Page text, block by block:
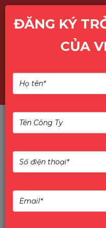
CAMERA
ĐĂNG KÝ
CỦA